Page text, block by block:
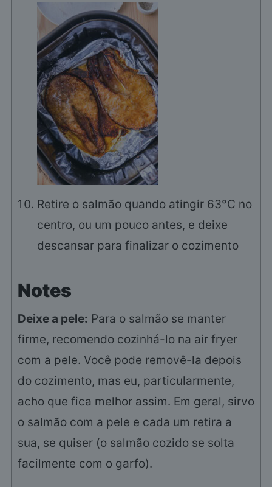
Retire o salmão quando atingir 63°C no
centro, ou um pouco antes, e deixe
descansar para finalizar o cozimento
Notes
Deixe a pele: Para o salmão se manter
firme, recomendo cozinhá-lo na air fryer
com a pele. Você pode removê-la depois
do cozimento, mas eu, particularmente,
acho que fica melhor assim. Em geral, sirvo
o salmão com a pele e cada um retira a
sua, se quiser (o salmão cozido se solta
facilmente com o garfo).